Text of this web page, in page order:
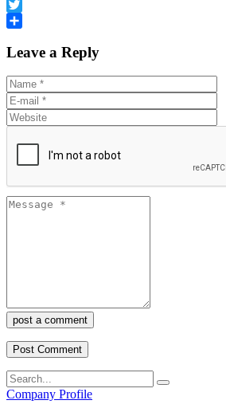
Facebook
Twitter
Leave a Reply
post a comment
Company Profile